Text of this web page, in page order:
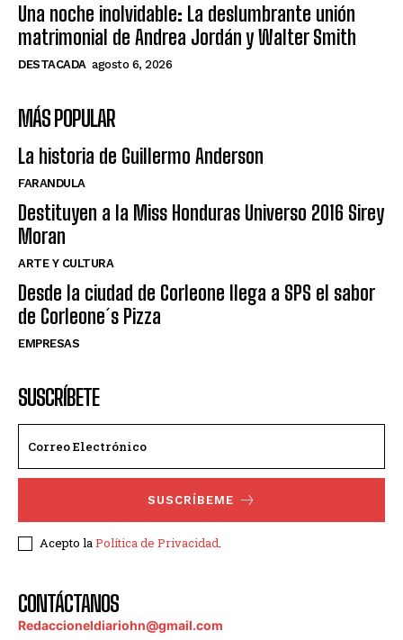
Una noche inolvidable: La deslumbrante unión
matrimonial de Andrea Jordán y Walter Smith
DESTACADA agosto 6, 2026
MÁS POPULAR
La historia de Guillermo Anderson
FARANDULA
Destituyen a la Miss Honduras Universo 2016 Sirey
Moran
ARTE Y CULTURA
Desde la ciudad de Corleone llega a SPS el sabor
de Corleone´s Pizza
EMPRESAS
SUSCRÍBETE
SUSCRÍBEME
Acepto laPolítica de Privacidad.
CONTÁCTANOS
Redaccioneldiariohn@gmail.com